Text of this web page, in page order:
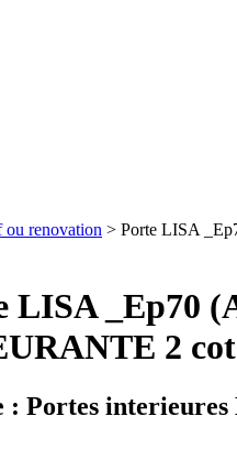
ou renovation > Porte LISA
LISA _Ep70
2
: Portes interieures